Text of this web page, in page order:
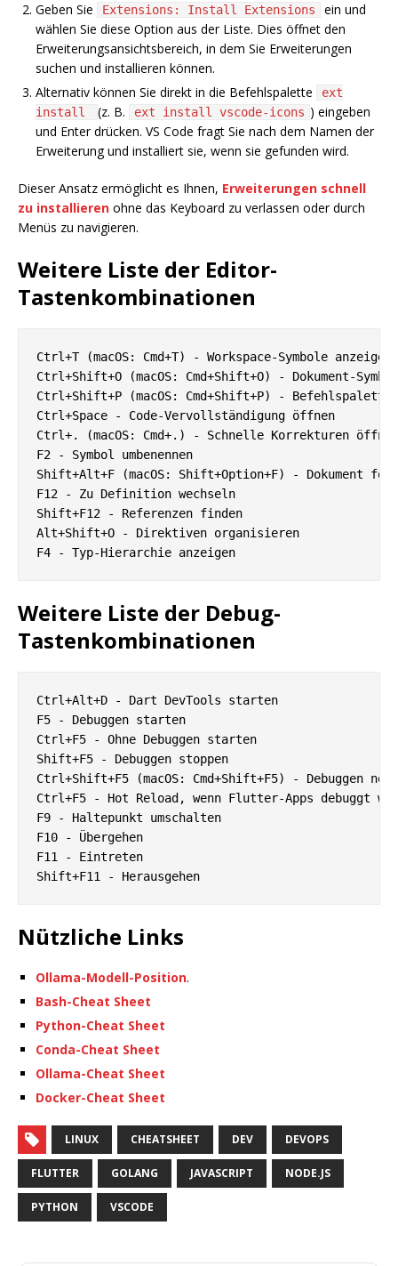
Geben Sie
Extensions: Install Extensions
ein und
wählen Sie diese Option aus der Liste. Dies öffnet den
Erweiterungsansichtsbereich, in dem Sie Erweiterungen
suchen und installieren können.
Alternativ können Sie direkt in die Befehlspalette
ext
install
(z. B. ext install vscode-icons ) eingeben
und Enter drücken. VS Code fragt Sie nach dem Namen der
Erweiterung und installiert sie, wenn sie gefunden wird.
Dieser Ansatz ermöglicht es Ihnen, Erweiterungen schnell
zu installieren ohne das Keyboard zu verlassen oder durch
Menüs zu navigieren.
Weitere Liste der Editor-
Tastenkombinationen
Ctrl+T (macOS: Cmd+T) - Workspace-Symbole anzeigen
Ctrl+Shift+O (macOS: Cmd+Shift+O) - Dokument-
Ctrl+Shift+P (macOS: Cmd+Shift+P) - Befehlspalette
Ctrl+Space - Code-Vervollständigung öffnen
Ctrl+. (macOS: Cmd+.) - Schnelle Korrekturen öffnen
F2 - Symbol umbenennen
Shift+Alt+F (macOS: Shift+Option+F) - Dokument
F12 - Zu Definition wechseln
Shift+F12 - Referenzen finden
Alt+Shift+O - Direktiven organisieren
Weitere Liste der Debug-
Tastenkombinationen
Ctrl+Alt+D - Dart DevTools starten
F5 - Debuggen starten
Ctrl+F5 - Ohne Debuggen starten
Shift+F5 - Debuggen stoppen
Ctrl+Shift+F5 (macOS: Cmd+Shift+F5) - Debuggen
Ctrl+F5 - Hot Reload, wenn Flutter-Apps debuggt
F9 - Haltepunkt umschalten
F10 - Übergehen
F11 - Eintreten
Nützliche Links
Ollama-Modell-Position.
Bash-Cheat Sheet
Python-Cheat Sheet
Conda-Cheat Sheet
Ollama-Cheat Sheet
Docker-Cheat Sheet
LINUX CHEATSHEET DEV DEVOPS
FLUTTER GOLANG JAVASCRIPT NODE.JS
PYTHON VSCODE